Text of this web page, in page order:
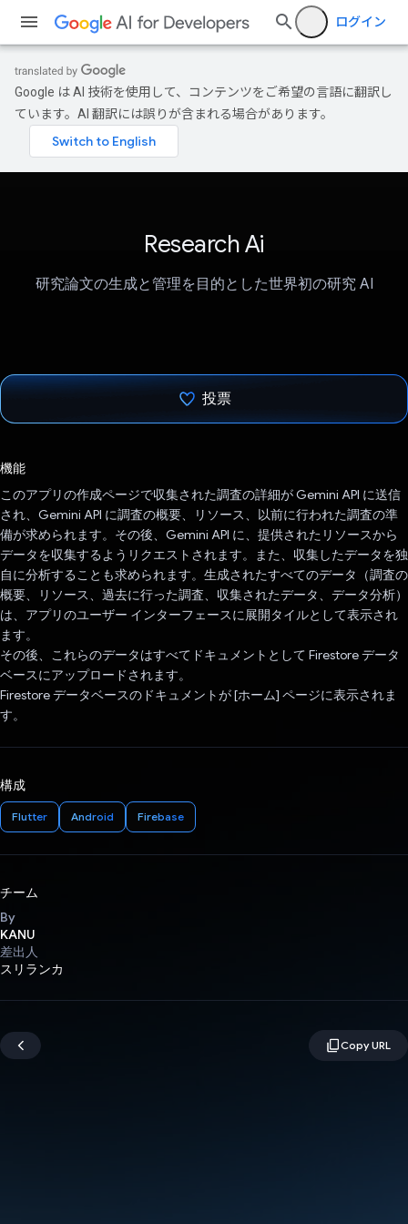
ログイン
Google は AI 技術を使用して、コンテンツをご希望の言語に翻訳し
ています。AI 翻訳には誤りが含まれる場合があります。
Research Ai
研究論文の生成と管理を目的とした世界初の研究 AI
投票
機能
このアプリの作成ページで収集された調査の詳細が Gemini API に送信
され、Gemini API に調査の概要、リソース、以前に行われた調査の準
備が求められます。その後、Gemini API に、提供されたリソースから
データを収集するようリクエストされます。また、収集したデータを独
自に分析することも求められます。生成されたすべてのデータ（調査の
概要、リソース、過去に行った調査、収集されたデータ、データ分析）
は、アプリのユーザー インターフェースに展開タイルとして表示され
ます。
その後、これらのデータはすべてドキュメントとして Firestore データ
ベースにアップロードされます。
Firestore データベースのドキュメントが [ホーム] ページに表示されま
す。
構成
Flutter Android Firebase
チーム
By
KANU
差出人
スリランカ